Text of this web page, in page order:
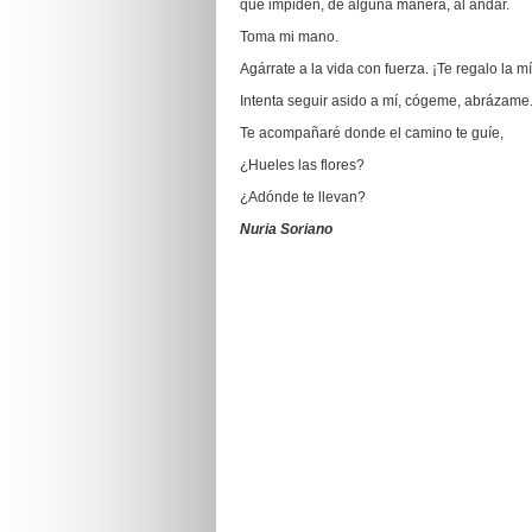
que impiden, de alguna manera, al andar.
Toma mi mano.
Agárrate a la vida con fuerza. ¡Te regalo la
Intenta seguir asido a mí, cógeme, abrázame.
Te acompañaré donde el camino te guíe,
¿Hueles las flores?
¿Adónde te llevan?
Nuria Soriano